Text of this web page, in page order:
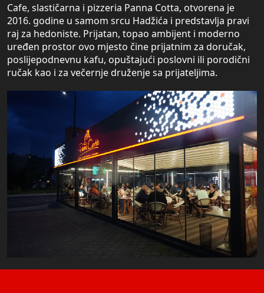
Cafe, slastičarna i pizzeria Panna Cotta, otvorena je
2016. godine u samom srcu Hadžića i predstavlja pravi
raj za hedoniste. Prijatan, topao ambijent i moderno
uređen prostor ovo mjesto čine prijatnim za doručak,
poslijepodnevnu kafu, opuštajući poslovni ili porodični
ručak kao i za večernje druženje sa prijateljima.